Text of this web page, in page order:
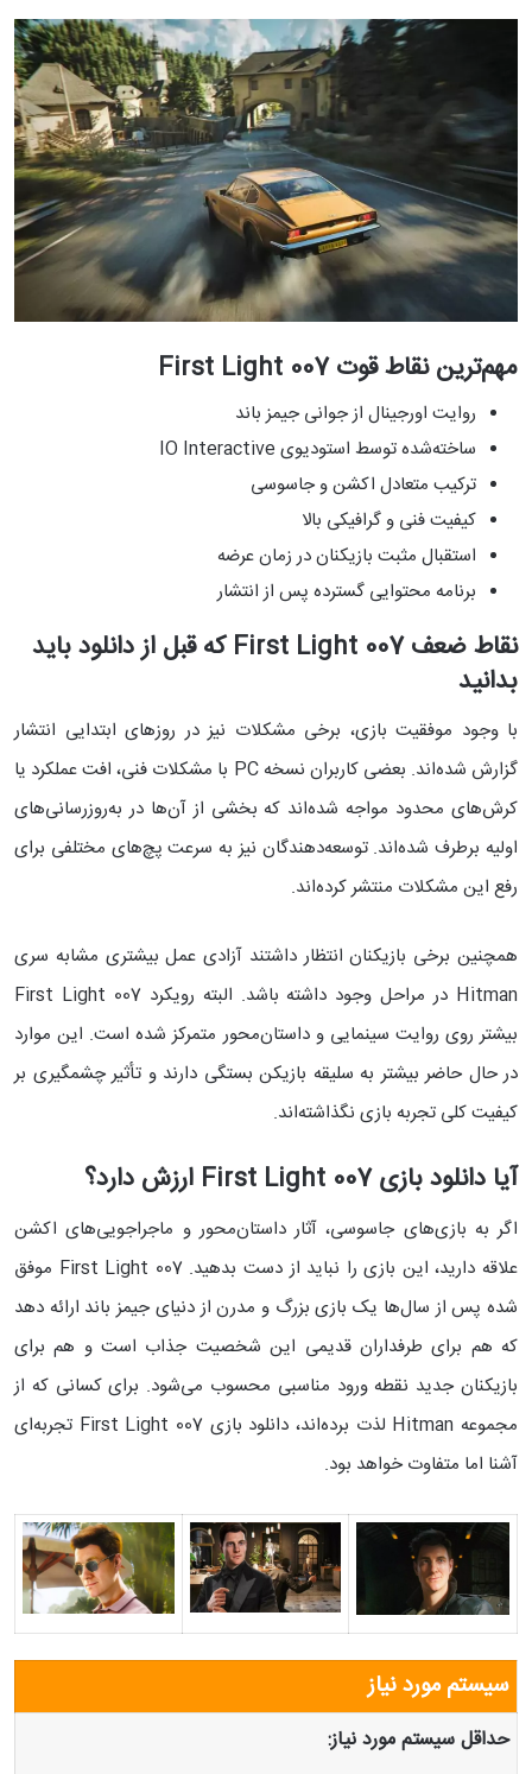
مهم‌ترین نقاط قوت 007 First Light
روایت اورجینال از جوانی جیمز باند
ساخته‌شده توسط استودیوی IO Interactive
ترکیب متعادل اکشن و جاسوسی
کیفیت فنی و گرافیکی بالا
استقبال مثبت بازیکنان در زمان عرضه
برنامه محتوایی گسترده پس از انتشار
نقاط ضعف 007 First Light که قبل از دانلود باید
بدانید
با وجود موفقیت بازی، برخی مشکلات نیز در روزهای ابتدایی انتشار
گزارش شده‌اند. بعضی کاربران نسخه PC با مشکلات فنی، افت عملکرد یا
کرش‌های محدود مواجه شده‌اند که بخشی از آن‌ها در به‌روزرسانی‌های
اولیه برطرف شده‌اند. توسعه‌دهندگان نیز به سرعت پچ‌های مختلفی برای
رفع این مشکلات منتشر کرده‌اند.
همچنین برخی بازیکنان انتظار داشتند آزادی عمل بیشتری مشابه سری
Hitman در مراحل وجود داشته باشد. البته رویکرد 007 First Light
بیشتر روی روایت سینمایی و داستان‌محور متمرکز شده است. این موارد
در حال حاضر بیشتر به سلیقه بازیکن بستگی دارند و تأثیر چشمگیری بر
کیفیت کلی تجربه بازی نگذاشته‌اند.
آیا دانلود بازی 007 First Light ارزش دارد؟
اگر به بازی‌های جاسوسی، آثار داستان‌محور و ماجراجویی‌های اکشن
علاقه دارید، این بازی را نباید از دست بدهید. 007 First Light موفق
شده پس از سال‌ها یک بازی بزرگ و مدرن از دنیای جیمز باند ارائه دهد
که هم برای طرفداران قدیمی این شخصیت جذاب است و هم برای
بازیکنان جدید نقطه ورود مناسبی محسوب می‌شود. برای کسانی که از
مجموعه Hitman لذت برده‌اند، دانلود بازی 007 First Light تجربه‌ای
آشنا اما متفاوت خواهد بود.
سیستم مورد نیاز
حداقل سیستم مورد نیاز: